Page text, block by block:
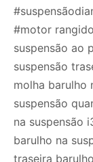
#motor
suspensão ao
suspensão
molha barulho
suspensão
na suspensão
barulho na
traseira